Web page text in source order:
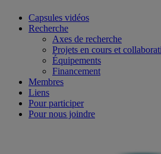
Capsules vidéos
Recherche
Axes de recherche
Projets en cours et
Équipements
Financement
Membres
Liens
Pour participer
Pour nous joindre